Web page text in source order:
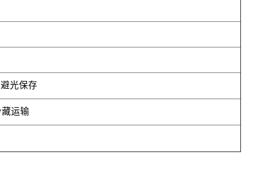
光保存
运输